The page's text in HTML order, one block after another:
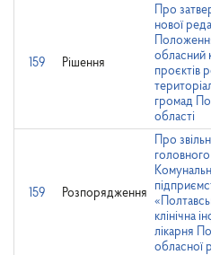
159 Рішення
Про
нової
обласний
проєктів
громад
області
159 Розпорядження
Про
головного
клінічна
лікарня
обласної